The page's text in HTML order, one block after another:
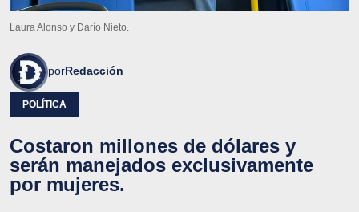
Laura Alonso y Darío Nieto.
porRedacción
POLÍTICA
Costaron millones de dólares y
serán manejados exclusivamente
por mujeres.